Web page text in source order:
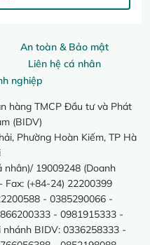
An toàn & Bảo mật
Liên hệ cá nhân
nghiệp
hàng TMCP Đầu tư và Phát
(BIDV)
Phường Hoàn Kiếm, TP Hà
nhân)/ 19009248 (Doanh
Fax: (+84-24) 22200399
- 0385290066 -
- 0981915333 -
BIDV: 0336258333 -